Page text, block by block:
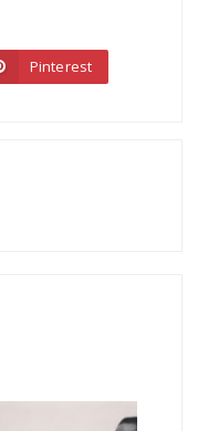
Pinterest